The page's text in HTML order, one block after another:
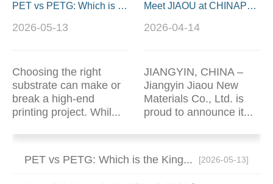
PET vs PETG: Which is the King...
2026-05-13
Choosing the right
substrate can make or
break a high-end
printing project. Whil...
Meet JIAOU at CHINAPLAS 2026 i...
2026-04-14
JIANGYIN, CHINA –
Jiangyin Jiaou New
Materials Co., Ltd. is
proud to announce it...
PET vs PETG: Which is the King... [2026-05-13]